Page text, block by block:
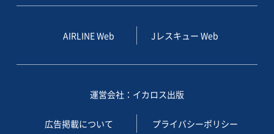
AIRLINE Web Jレスキュー Web
運営会社：イカロス出版
広告掲載について プライバシーポリシー